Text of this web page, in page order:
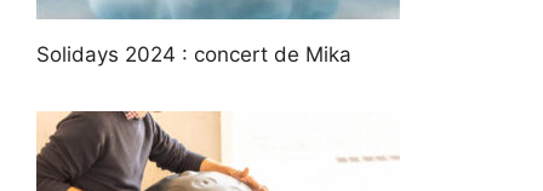
Solidays 2024 : concert de Mika